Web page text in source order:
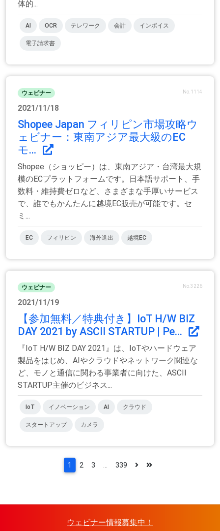
体的...
AI OCR テレワーク 会計 インボイス
電子請求書
ウェビナー No.1114
2021/11/18
Shopee Japan フィリピン市場攻略ウ
ェビナー：東南アジア最大級のEC
モ...
Shopee（ショッピー）は、東南アジア・台湾最大規
模のECプラットフォームです。日本語サポート、手
数料・維持費ゼロなど、さまざまな手厚いサービス
で、誰でもかんたんに越境EC販売が可能です。セ
ミ...
EC フィリピン 海外進出 越境EC
ウェビナー No.3226
2021/11/19
【参加無料／特典付き】IoT H/W BIZ
DAY 2021 by ASCII STARTUP | Pe...
『IoT H/W BIZ DAY 2021』は、IoTやハードウェア
製品をはじめ、AIやクラウドやネットワーク関連な
ど、モノと通信に関わる事業者に向けた、ASCII
STARTUP主催のビジネス...
IoT イノベーション AI クラウド
スタートアップ カメラ
1 2 3 ... 339
ウェビナー情報募集中！